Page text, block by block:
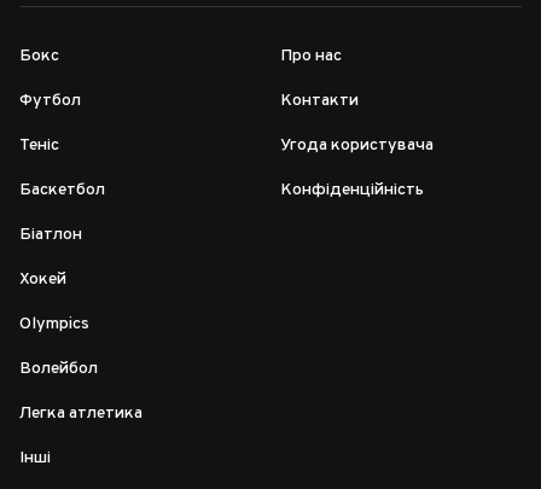
Бокс
Футбол
Теніс
Баскетбол
Біатлон
Хокей
Olympics
Волейбол
Легка атлетика
Інші
Про нас
Контакти
Угода користувача
Конфіденційність